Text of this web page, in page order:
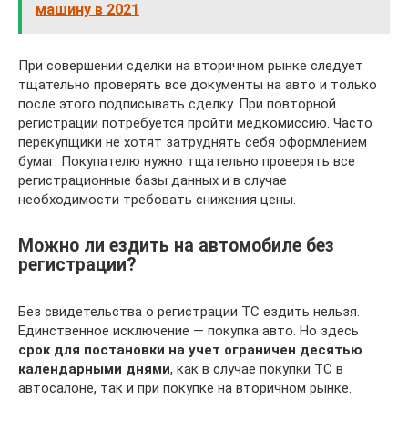
машину в 2021
При совершении сделки на вторичном рынке следует
тщательно проверять все документы на авто и только
после этого подписывать сделку. При повторной
регистрации потребуется пройти медкомиссию. Часто
перекупщики не хотят затруднять себя оформлением
бумаг. Покупателю нужно тщательно проверять все
регистрационные базы данных и в случае
необходимости требовать снижения цены.
Можно ли ездить на автомобиле без
регистрации?
Без свидетельства о регистрации ТС ездить нельзя.
Единственное исключение — покупка авто. Но здесь
срок для постановки на учет ограничен десятью
календарными днями, как в случае покупки ТС в
автосалоне, так и при покупке на вторичном рынке.